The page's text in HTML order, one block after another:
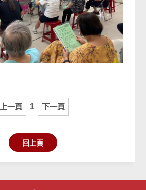
上一頁 1 下一頁
回上頁